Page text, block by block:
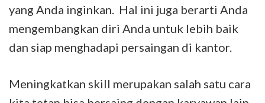
yang Anda inginkan. Hal ini juga berarti Anda
mengembangkan diri Anda untuk lebih baik
dan siap menghadapi persaingan di kantor.
Meningkatkan skill merupakan salah satu cara